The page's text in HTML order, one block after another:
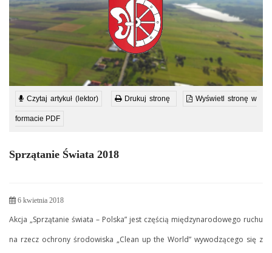
Czytaj artykuł (lektor) Drukuj stronę Wyświetl stronę w
formacie PDF
Sprzątanie Świata 2018
6 kwietnia 2018
Akcja „Sprzątanie świata – Polska” jest częścią międzynarodowego ruchu
na rzecz ochrony środowiska „Clean up the World” wywodzącego się z